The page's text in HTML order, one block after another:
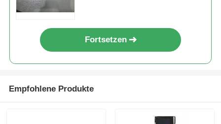
Allen Bradley PLC-Teile
Fortsetzen
Empfohlene Produkte